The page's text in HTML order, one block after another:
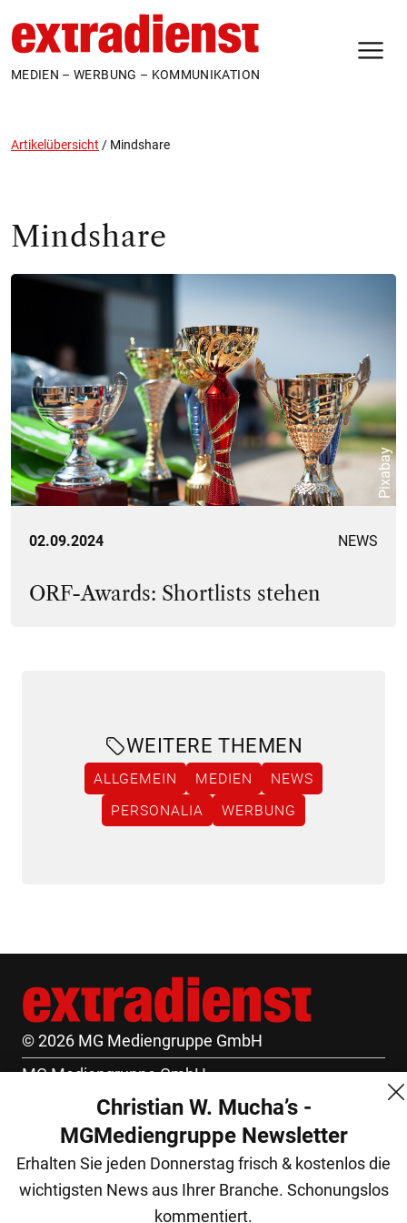
MEDIEN – WERBUNG – KOMMUNIKATION
Artikelübersicht / Mindshare
Mindshare
Pixabay
02.09.2024 NEWS
ORF-Awards: Shortlists stehen
WEITERE THEMEN
ALLGEMEIN MEDIEN
NEWS
PERSONALIA
WERBUNG
© 2026 MG Mediengruppe GmbH
MG Mediengruppe GmbH
Burgring 1/7
1010 Wien
+43 (1) 522 14 14
office@mgmedien.at
Christian W. Mucha’s -
MGMediengruppe Newsletter
Erhalten Sie jeden Donnerstag frisch & kostenlos die
wichtigsten News aus Ihrer Branche. Schonungslos
kommentiert.